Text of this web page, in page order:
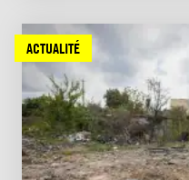
ACTUALITÉ